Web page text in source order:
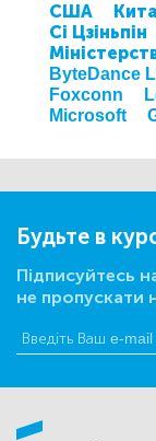
США
Сі Цзіньпін
ByteDance
Foxconn
Microsoft
Будьте в
Підписуйтесь
не пропускати